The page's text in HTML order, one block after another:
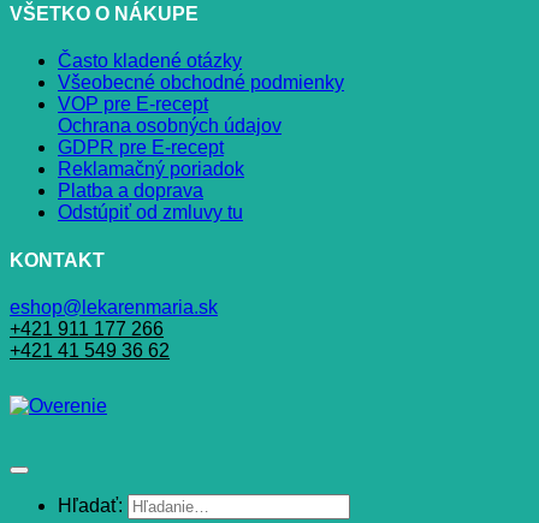
VŠETKO O NÁKUPE
Často kladené otázky
Všeobecné obchodné podmienky
VOP pre E-recept
Ochrana osobných údajov
GDPR pre E-recept
Reklamačný poriadok
Platba a doprava
Odstúpiť od zmluvy tu
KONTAKT
eshop@lekarenmaria.sk
+421 911 177 266
+421 41 549 36 62
Hľadať: